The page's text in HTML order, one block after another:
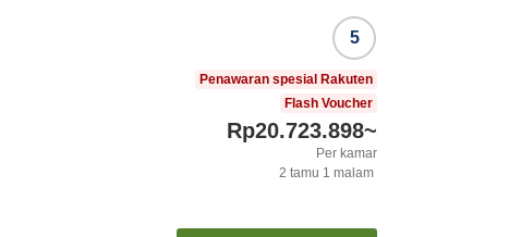
5
Penawaran spesial Rakuten
Flash Voucher
Rp20.723.898~
Per kamar
2 tamu 1 malam